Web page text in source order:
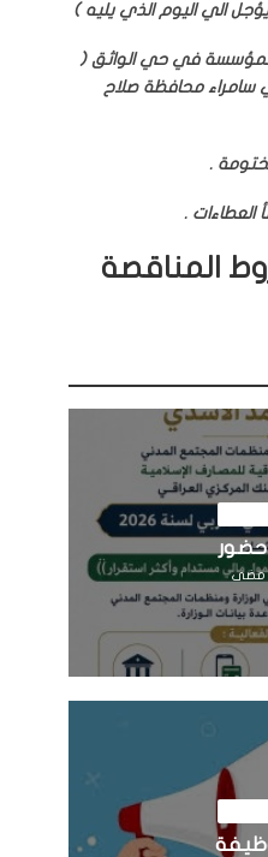
الي اليوم الذي يليه )
في حي الواثق (
الثانية) محلة 316 في سامراء محافظة صلاح
.
العطاءات .
المناقصة
مضى